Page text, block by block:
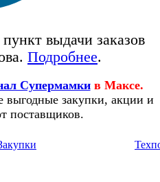
выдачи заказов
Подробнее.
Супермамки в Максе.
выгодные закупки, акции и
поставщиков.